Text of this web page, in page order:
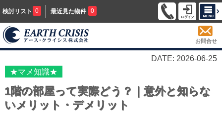
検討リスト 0 最近見た物件 0
お問合せ
DATE: 2026-06-25
★マメ知識★
1階の部屋って実際どう？｜意外と知らな
いメリット・デメリット